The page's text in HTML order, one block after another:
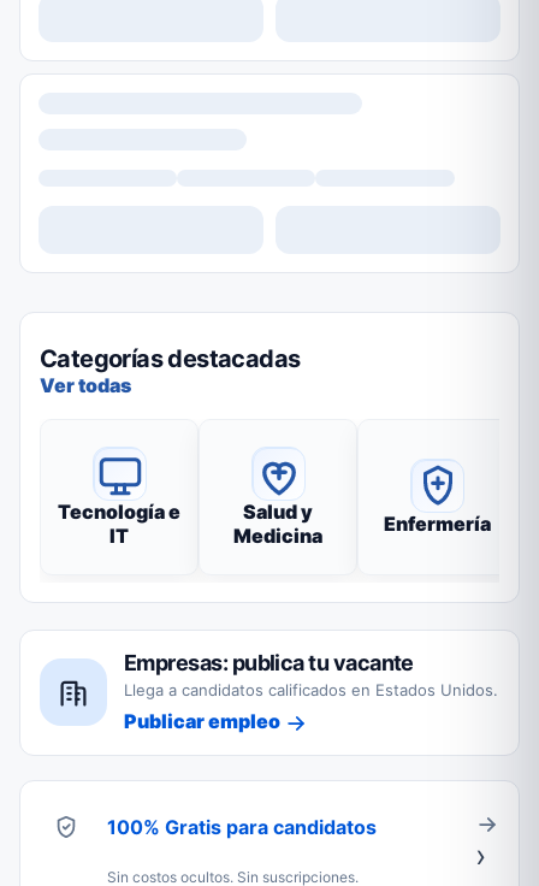
Categorías destacadas
Ver todas
Tecnología e
IT
Salud y
Medicina
Enfermería
Empresas: publica tu vacante
Llega a candidatos calificados en Estados Unidos.
Publicar empleo
100% Gratis para candidatos
Sin costos ocultos. Sin suscripciones.